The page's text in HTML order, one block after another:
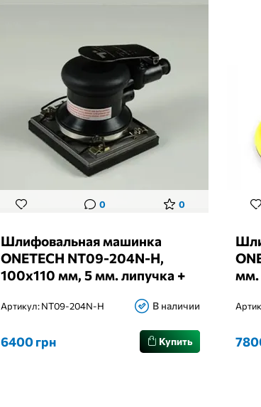
0 0
Шлифовальная машинка
ONETECH NT09-204N-H,
100x110 мм, 5 мм. липучка +
Артикул:NT09-204N-H В наличии
6400 грн Купить
мм.